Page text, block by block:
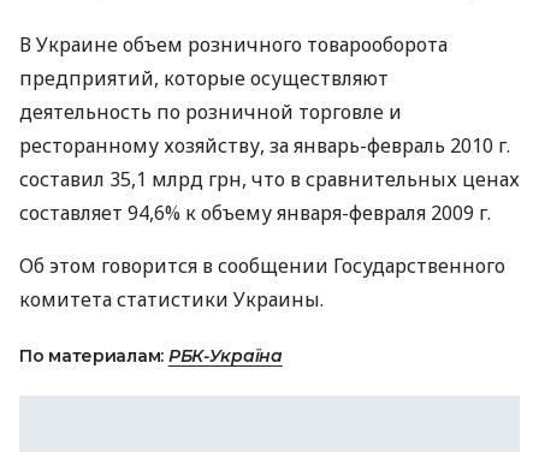
В Украине объем розничного товарооборота
предприятий, которые осуществляют
деятельность по розничной торговле и
ресторанному хозяйству, за январь-февраль 2010 г.
составил 35,1 млрд грн, что в сравнительных ценах
составляет 94,6% к объему января-февраля 2009 г.
Об этом говорится в сообщении Государственного
комитета статистики Украины.
По материалам: РБК-Україна